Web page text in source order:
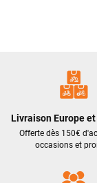
Livraison Europe
Offerte dès 150€
occasions et